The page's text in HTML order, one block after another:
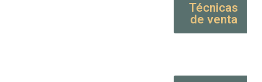
Técnicas
de venta